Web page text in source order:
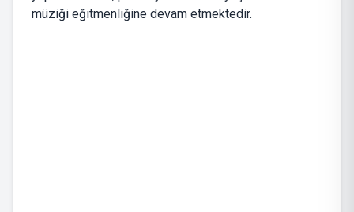
müziği eğitmenliğine devam etmektedir.